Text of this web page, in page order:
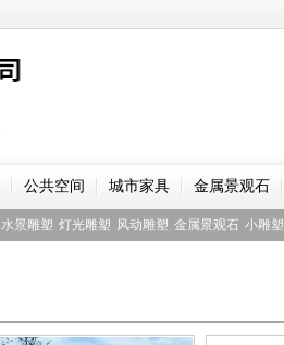
公共空间 城市家具 金属景观石
水景雕塑 灯光雕塑 风动雕塑 金属景观石 小雕塑